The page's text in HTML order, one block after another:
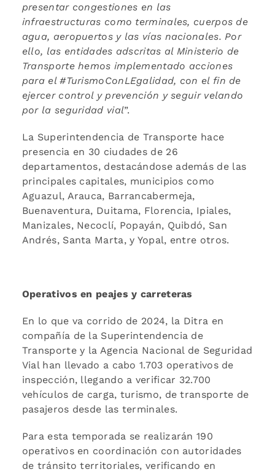
presentar congestiones en las
infraestructuras como terminales, cuerpos de
agua, aeropuertos y las vías nacionales. Por
ello, las entidades adscritas al Ministerio de
Transporte hemos implementado acciones
para el #TurismoConLEgalidad, con el fin de
ejercer control y prevención y seguir velando
por la seguridad vial”.
La Superintendencia de Transporte hace
presencia en 30 ciudades de 26
departamentos, destacándose además de las
principales capitales, municipios como
Aguazul, Arauca, Barrancabermeja,
Buenaventura, Duitama, Florencia, Ipiales,
Manizales, Necoclí, Popayán, Quibdó, San
Andrés, Santa Marta, y Yopal, entre otros.
Operativos en peajes y carreteras
En lo que va corrido de 2024, la Ditra en
compañía de la Superintendencia de
Transporte y la Agencia Nacional de Seguridad
Vial han llevado a cabo 1.703 operativos de
inspección, llegando a verificar 32.700
vehículos de carga, turismo, de transporte de
pasajeros desde las terminales.
Para esta temporada se realizarán 190
operativos en coordinación con autoridades
de tránsito territoriales, verificando en